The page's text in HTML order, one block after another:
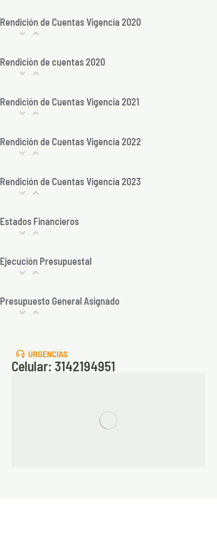
Rendición de Cuentas Vigencia 2020
Rendición de cuentas 2020
Rendición de Cuentas Vigencia 2021
Rendición de Cuentas Vigencia 2022
Rendición de Cuentas Vigencia 2023
Estados Financieros
Ejecución Presupuestal
Presupuesto General Asignado
URGENCIAS
Celular: 3142194951